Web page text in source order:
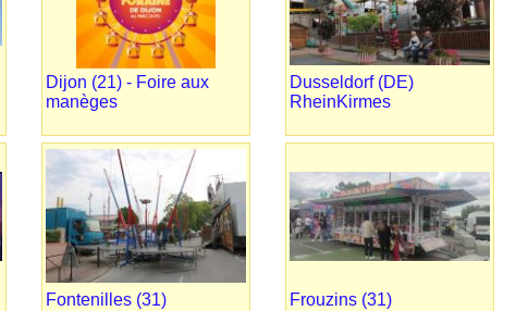
Dijon (21) - Foire aux
manèges
Dusseldorf (DE)
RheinKirmes
Fontenilles (31) Frouzins (31)